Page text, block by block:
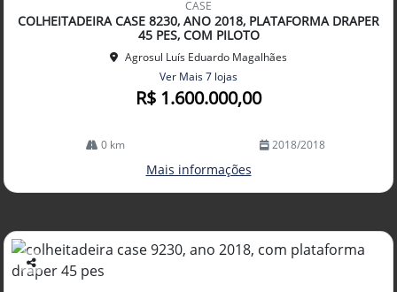
arti
lhe
CASE
COLHEITADEIRA CASE 8230, ANO 2018, PLATAFORMA DRAPER
45 PES, COM PILOTO
Agrosul Luís Eduardo Magalhães
Ver Mais 7 lojas
R$ 1.600.000,00
0 km 2018/2018
Mais informações
Co